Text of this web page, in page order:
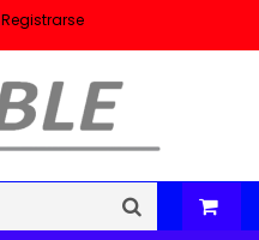
Registrarse